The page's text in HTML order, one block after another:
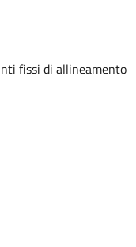
fissi di allineamento